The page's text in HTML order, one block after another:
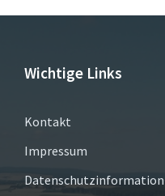
Wichtige Links
Kontakt
Impressum
Datenschutzinformation